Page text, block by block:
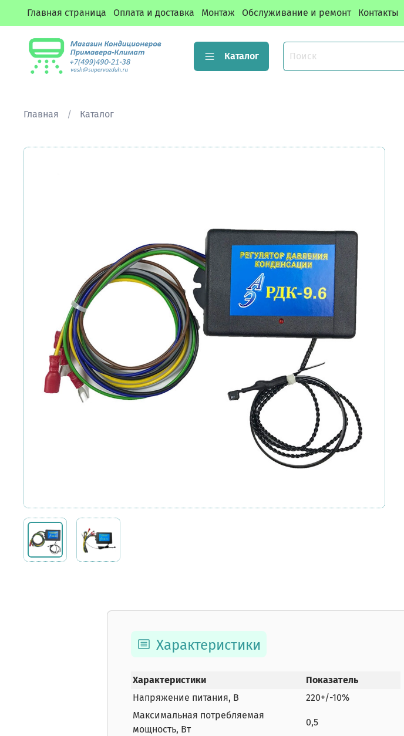
Главная страница Оплата и доставка Монтаж Обслуживание и ремонт Контакты
Каталог
Главная Каталог
Характеристики
Характеристики
Показатель
Напряжение питания, В
220+/-10%
Максимальная потребляемая
мощность, Вт
0,5